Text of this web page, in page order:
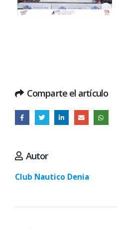
Comparte el artículo
Autor
Club Nautico Denia